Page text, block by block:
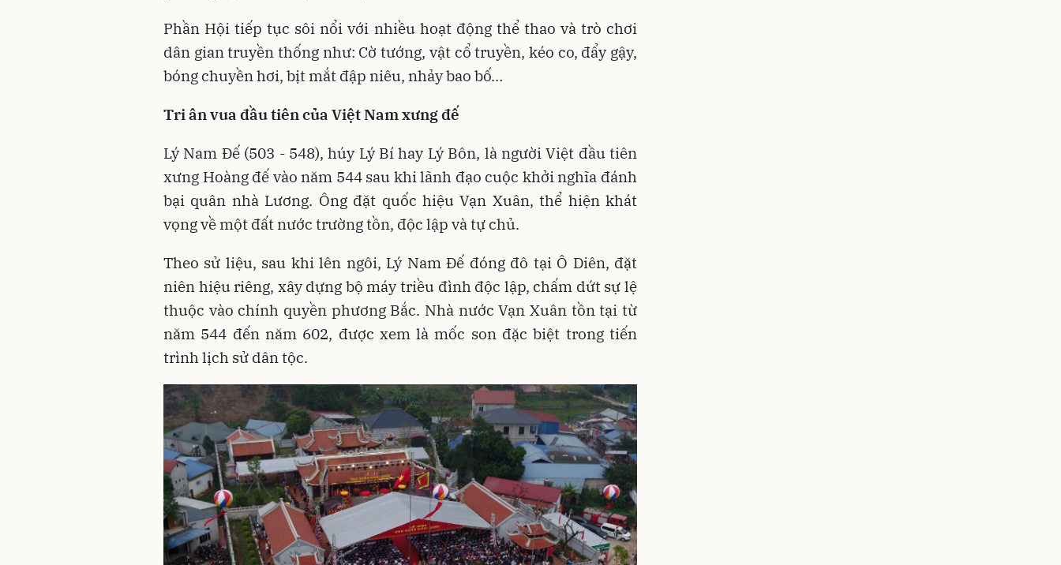
Phần Hội tiếp tục sôi nổi với nhiều hoạt động thể thao và trò chơi
dân gian truyền thống như: Cờ tướng, vật cổ truyền, kéo co, đẩy gậy,
bóng chuyền hơi, bịt mắt đập niêu, nhảy bao bố…
Tri ân vua đầu tiên của Việt Nam xưng đế
Lý Nam Đế (503 - 548), húy Lý Bí hay Lý Bôn, là người Việt đầu tiên
xưng Hoàng đế vào năm 544 sau khi lãnh đạo cuộc khởi nghĩa đánh
bại quân nhà Lương. Ông đặt quốc hiệu Vạn Xuân, thể hiện khát
vọng về một đất nước trường tồn, độc lập và tự chủ.
Theo sử liệu, sau khi lên ngôi, Lý Nam Đế đóng đô tại Ô Diên, đặt
niên hiệu riêng, xây dựng bộ máy triều đình độc lập, chấm dứt sự lệ
thuộc vào chính quyền phương Bắc. Nhà nước Vạn Xuân tồn tại từ
năm 544 đến năm 602, được xem là mốc son đặc biệt trong tiến
trình lịch sử dân tộc.